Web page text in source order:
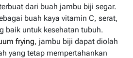
dari buah jambu biji segar.
buah kaya vitamin C, serat,
baik untuk kesehatan tubuh.
frying, jambu biji dapat diolah
yang tetap mempertahankan